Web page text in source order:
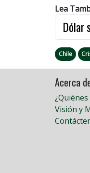
Lea
Dólar
Chile
Acerca
Visión y